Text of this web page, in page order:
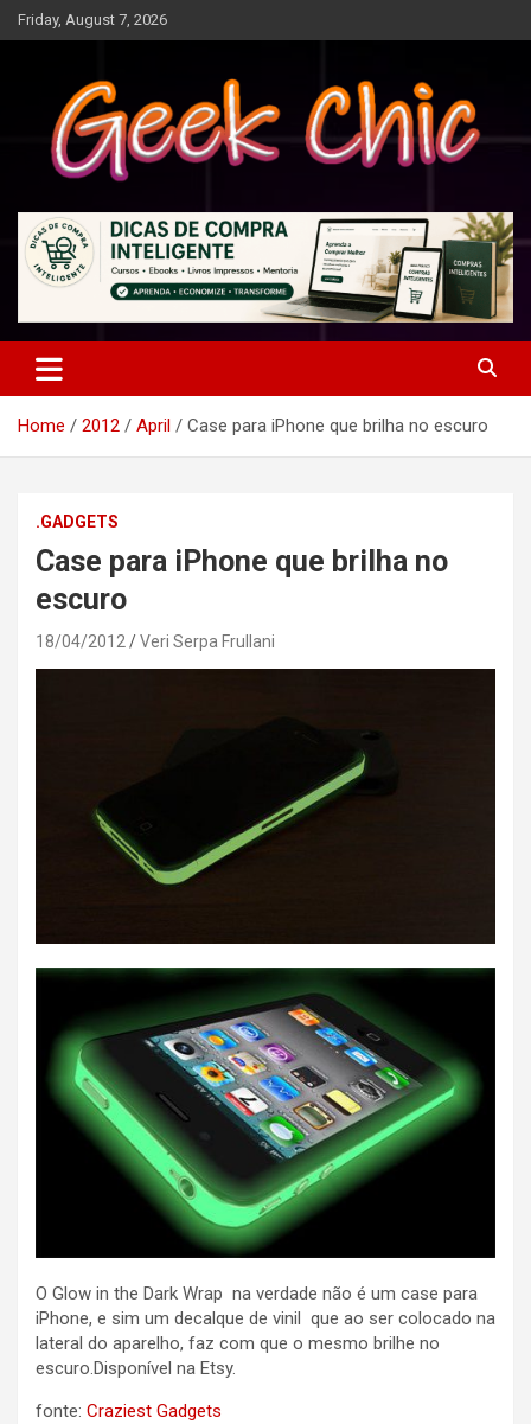
Skip
to
Friday, August 7, 2026
Geek Chic
Home 2012 April Case para iPhone que brilha no escuro
.GADGETS
Case para iPhone que brilha no
escuro
18/04/2012 Veri Serpa Frullani
O Glow in the Dark Wrap na verdade não é um case para
iPhone, e sim um decalque de vinil que ao ser colocado na
lateral do aparelho, faz com que o mesmo brilhe no
escuro.Disponível na Etsy.
fonte: Craziest Gadgets